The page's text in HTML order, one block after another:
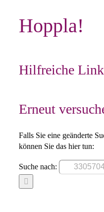
Hoppla!
Hilfreiche
Erneut
Falls Sie eine geänderte
können Sie das hier tun:
Suche nach: